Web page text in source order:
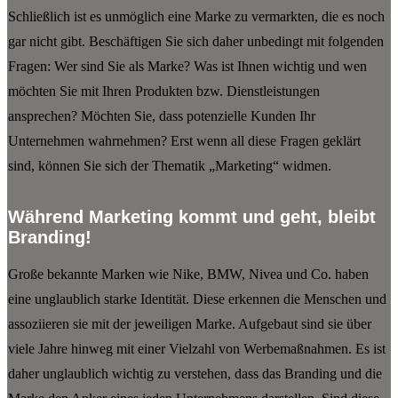
Schließlich ist es unmöglich eine Marke zu vermarkten, die es noch
gar nicht gibt. Beschäftigen Sie sich daher unbedingt mit folgenden
Fragen: Wer sind Sie als Marke? Was ist Ihnen wichtig und wen
möchten Sie mit Ihren Produkten bzw. Dienstleistungen
ansprechen? Möchten Sie, dass potenzielle Kunden Ihr
Unternehmen wahrnehmen? Erst wenn all diese Fragen geklärt
sind, können Sie sich der Thematik „Marketing“ widmen.
Während Marketing kommt und geht, bleibt
Branding!
Große bekannte Marken wie Nike, BMW, Nivea und Co. haben
eine unglaublich starke Identität. Diese erkennen die Menschen und
assoziieren sie mit der jeweiligen Marke. Aufgebaut sind sie über
viele Jahre hinweg mit einer Vielzahl von Werbemaßnahmen. Es ist
daher unglaublich wichtig zu verstehen, dass das Branding und die